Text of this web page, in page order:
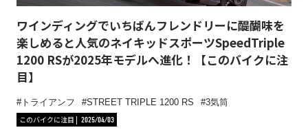
ワインディングでいちばんフレンドリーに醍醐味を
楽しめると人気のネイキッドスポーツSpeedTriple
1200 RSが2025年モデルへ進化！【このバイクに注
目】
トライアンフ STREET TRIPLE 1200 RS
3気筒
このバイクに注目
2025/04/03